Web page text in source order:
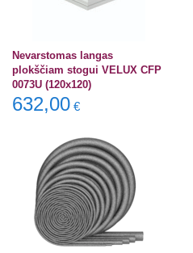
Nevarstomas langas
plokščiam stogui VELUX CFP
0073U (120x120)
632,00 €